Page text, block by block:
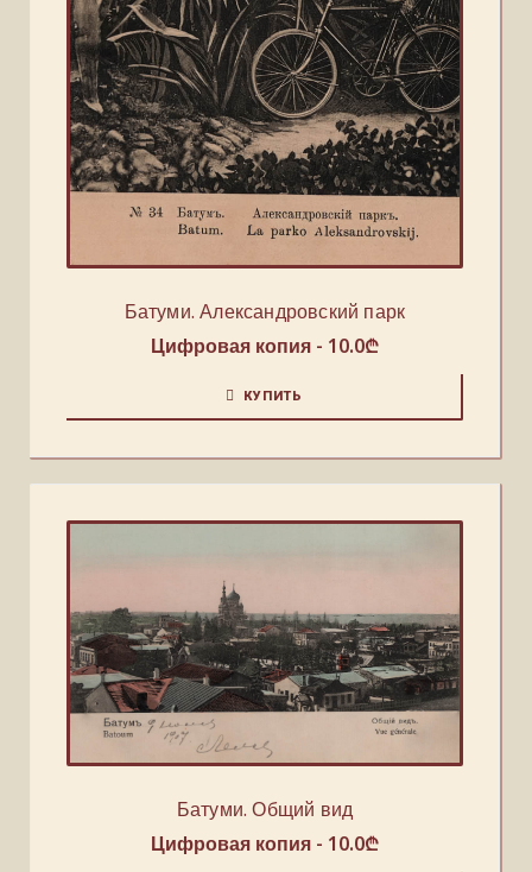
Батуми. Александровский парк
Цифровая копия - 10.0₾
КУПИТЬ
Батуми. Общий вид
Цифровая копия - 10.0₾